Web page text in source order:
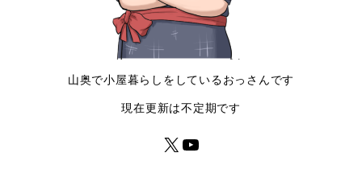
山奥で小屋暮らしをしているおっさんです
現在更新は不定期です